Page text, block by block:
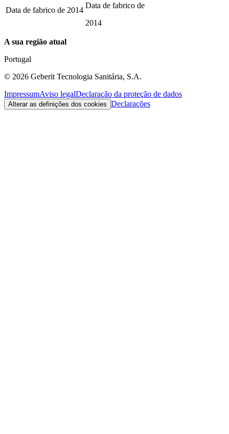
Data de fabrico de 2014
Data de fabrico de
2014
A sua região atual
Portugal
© 2026 Geberit Tecnologia Sanitária, S.A.
ImpressumAviso legalDeclaração da proteção de dados
Alterar as definições dos cookies Declarações